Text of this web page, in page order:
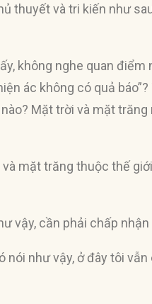
thuyết và tri kiến như
không nghe quan
ác không có quả
Mặt trời và mặt
mặt trăng thuộc thế
vậy, cần phải chấp
nói như vậy, ở đây tôi